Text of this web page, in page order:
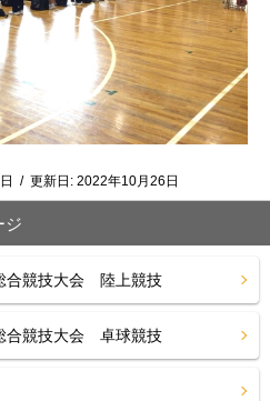
/ 更新日: 2022年10月26日
ジ
合競技大会 陸上競技
合競技大会 卓球競技